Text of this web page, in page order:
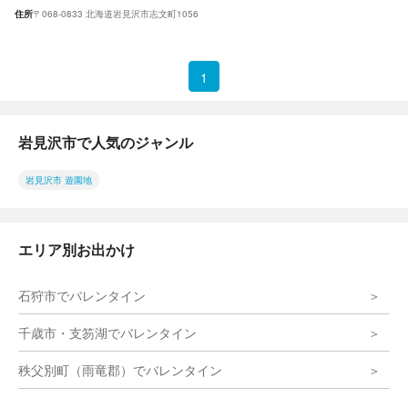
住所〒068-0833 北海道岩見沢市志文町1056
1
岩見沢市で人気のジャンル
岩見沢市 遊園地
エリア別お出かけ
石狩市でバレンタイン
千歳市・支笏湖でバレンタイン
秩父別町（雨竜郡）でバレンタイン